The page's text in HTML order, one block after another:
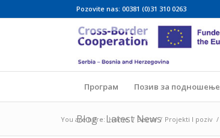
Pozovite nas: 00381 (0)31 310 0263
Програм Позив за подношење
Blog - Latest News
You are here: Home / Вести / Projekti I poziv /